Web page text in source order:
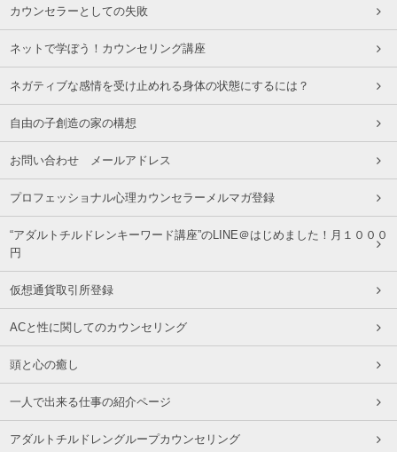
カウンセラーとしての失敗
ネットで学ぼう！カウンセリング講座
ネガティブな感情を受け止めれる身体の状態にするには？
自由の子創造の家の構想
お問い合わせ メールアドレス
プロフェッショナル心理カウンセラーメルマガ登録
“アダルトチルドレンキーワード講座”のLINE＠はじめました！月１０００
円
仮想通貨取引所登録
ACと性に関してのカウンセリング
頭と心の癒し
一人で出来る仕事の紹介ページ
アダルトチルドレングループカウンセリング